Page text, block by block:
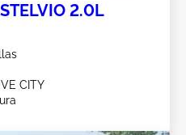
2.0L
CITY